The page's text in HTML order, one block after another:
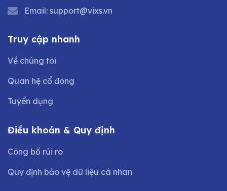
Email: support@vixs.vn
Truy cập nhanh
Về chúng tôi
Quan hệ cổ đông
Tuyển dụng
Điều khoản & Quy định
Công bố rủi ro
Quy định bảo vệ dữ liệu cá nhân